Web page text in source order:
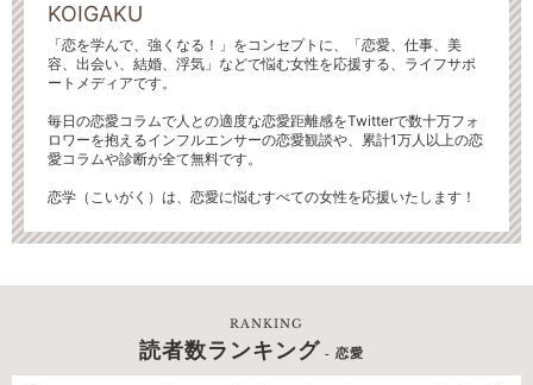
KOIGAKU
「恋を学んで、強くなる！」をコンセプトに、「恋愛、仕事、美
容、出会い、結婚、浮気」などで悩む女性を応援する、ライフサポ
ートメディアです。
毎日の恋愛コラムで人との適度な恋愛距離感をTwitterで数十万フォ
ロワーを抱えるインフルエンサーの恋愛観談や、累計1万人以上の恋
愛コラムや診断が全て無料です。
恋学（こいがく）は、恋愛に悩むすべての女性を応援いたします！
RANKING
読者数ランキング - 恋愛